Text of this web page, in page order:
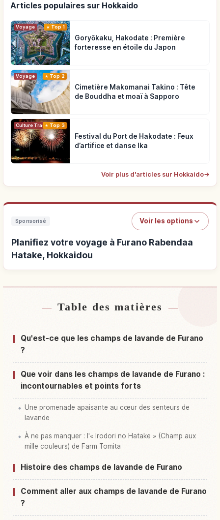
Articles populaires sur Hokkaido
Voyage Top 1
Goryōkaku, Hakodate : Première
forteresse en étoile du Japon
Voyage Top 2
Cimetière Makomanai Takino : Tête
de Bouddha et moaï à Sapporo
Culture Traditionnelle
Top 3
Festival du Port de Hakodate : Feux
d’artifice et danse Ika
Voir plus d'articles sur Hokkaido→
Sponsorisé Voir les options
Planifiez votre voyage à Furano Rabendaa
Hatake, Hokkaidou
Hébergements près de Furano Rabendaa
Table des matières
Qu'est-ce que les champs de lavande de Furano
?
Que voir dans les champs de lavande de Furano :
incontournables et points forts
Une promenade apaisante au cœur des senteurs de
lavande
À ne pas manquer : l'« Irodori no Hatake » (Champ aux
mille couleurs) de Farm Tomita
Histoire des champs de lavande de Furano
Comment aller aux champs de lavande de Furano
?